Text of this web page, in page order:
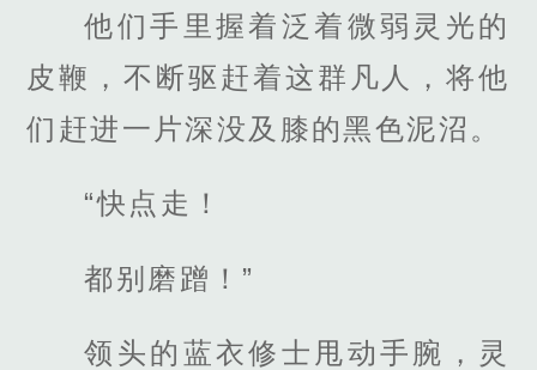
他们手里握着泛着微弱灵光的
皮鞭，不断驱赶着这群凡人，将他
们赶进一片深没及膝的黑色泥沼。
“快点走！
都别磨蹭！”
领头的蓝衣修士甩动手腕，灵